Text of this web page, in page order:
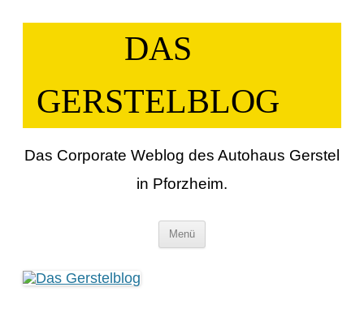
Inhalt
DAS
GERSTELBLOG
Das Corporate Weblog des Autohaus Gerstel
in Pforzheim.
Menü